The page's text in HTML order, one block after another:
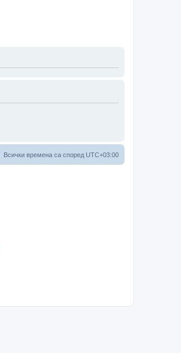
Всички времена са според UTC+03:00